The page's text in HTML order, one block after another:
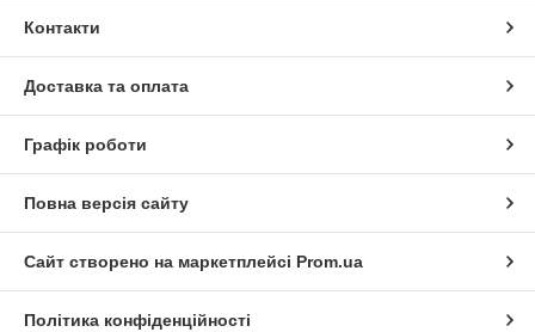
Контакти
Доставка та оплата
Графік роботи
Повна версія сайту
Сайт створено на маркетплейсі Prom.ua
Політика конфіденційності